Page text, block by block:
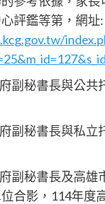
評鑑等第，網址:
副秘書長與公共
副秘書長與私立
副秘書長及高雄
合影，114年度